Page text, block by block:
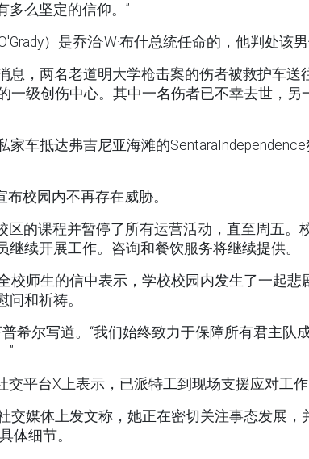
多么坚定的信仰。”
）是乔治·W·布什总统任命的，他判处该
息，两名老道明大学枪击案的伤者被救护车送
一级创伤中心。其中一名伤者已不幸去世，另
家车抵达弗吉尼亚海滩的
校园内不再存在威胁。
区的课程并暂停了所有运营活动，直至周五。
续开展工作。咨询和餐饮服务将继续提供。
校师生的信中表示，学校校园内发生了一起悲
和祈祷。
希尔写道。“我们始终致力于保障所有君主队
”
平台X上表示，已派特工到现场支援应对工作
交媒体上发文称，她正在密切关注事态发展，
体细节。